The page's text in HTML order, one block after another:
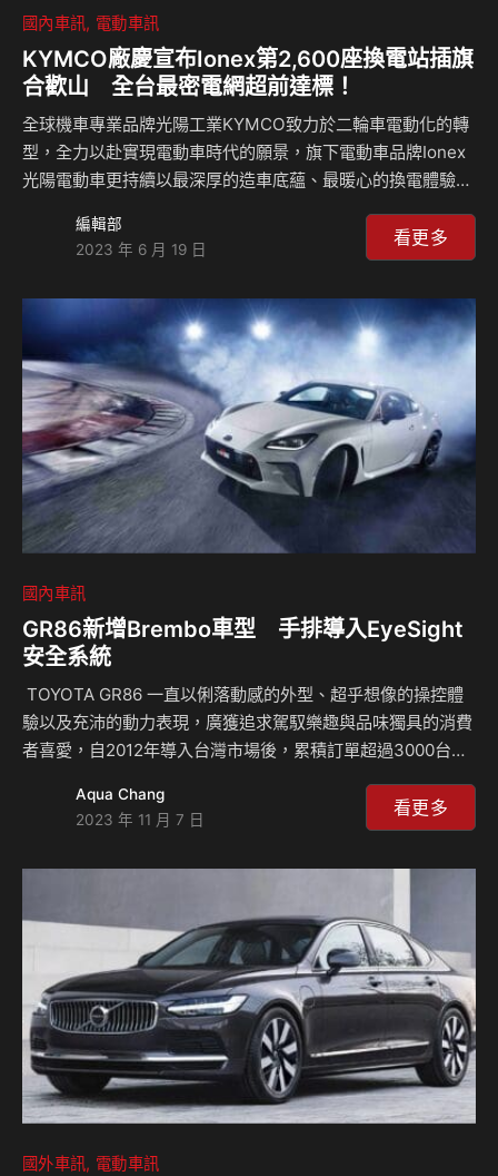
國內車訊 電動車訊
KYMCO廠慶宣布Ionex第2,600座換電站插旗
合歡山 全台最密電網超前達標！
全球機車專業品牌光陽工業KYMCO致力於二輪車電動化的轉
型，全力以赴實現電動車時代的願景，旗下電動車品牌Ionex
光陽電動車更持續以最深厚的造車底蘊、最暖心的換電體驗，
站深入消費者生活場景，打造「全台最強」的電動機車換電網
路，完整展現Ionex「站在你身邊」的建站理念。Ionex光陽電
標，更插旗合歡山遊客中心，佈建「全台最高換電站」。 此
外，光陽也開創二輪市場先例，重磅推出「油電合一」光陽原
廠授權店，將符合未來趨勢發展的Ionex 光陽電動車，導入全
台灣最多、最密集、超過1,…
編輯部
2023 年 6 月 19 日
看更多
國內車訊
GR86新增Brembo車型 手排導入EyeSight
安全系統
TOYOTA GR86 一直以俐落動感的外型、超乎想像的操控體
驗以及充沛的動力表現，廣獲追求駕馭樂趣與品味獨具的消費
者喜愛，自2012年導入台灣市場後，累積訂單超過3000台，
了感謝GR86粉絲一直以來的支持，在2023年11月7日推出全
新TOYOTA GR86 自排與手排Brembo等級，以及手排等級新
車型均導入了Brembo前四後二的多活塞卡鉗，提供車主們出
色的制動表現，讓每一次剎車都更加可靠。此外，搭配Sa…
Aqua Chang
2023 年 11 月 7 日
看更多
國外車訊 電動車訊